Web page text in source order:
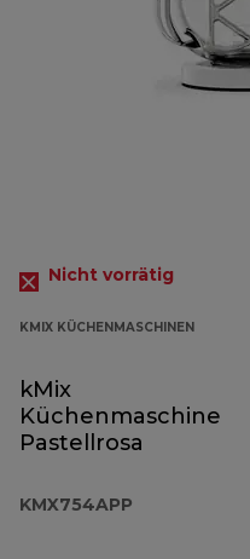
Nicht vorrätig
KMIX KÜCHENMASCHINEN
kMix
Küchenmaschine
Pastellrosa
KMX754APP